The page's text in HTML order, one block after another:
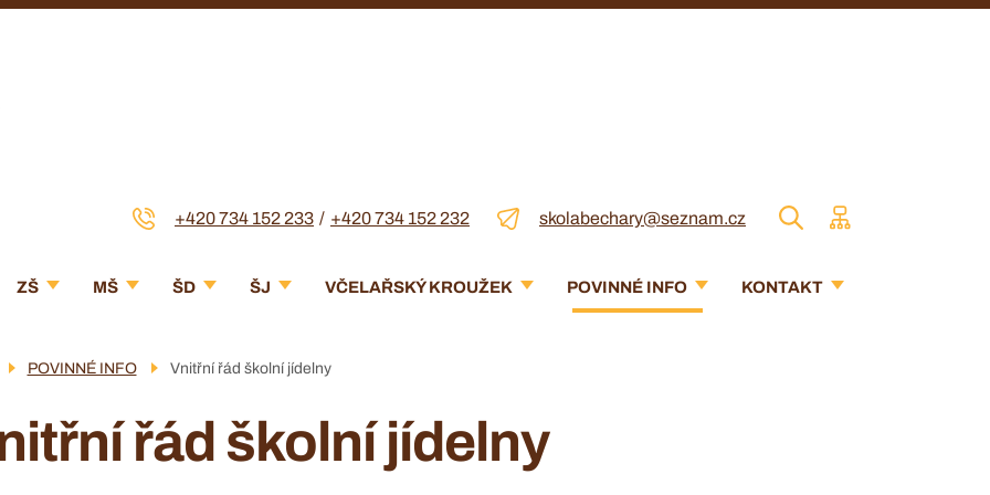
+420 734 152 233 +420 734 152 232 skolabechary@seznam.cz
Menu
ZŠ MŠ ŠD ŠJ VČELAŘSKÝ KROUŽEK POVINNÉ INFO KONTAKT
POVINNÉ INFO Vnitřní řád školní jídelny
řád školní jídelny